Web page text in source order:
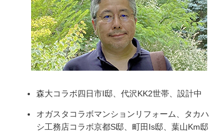
森大コラボ四日市I邸、代沢KK2世帯、設計中
オガスタコラボマンションリフォーム、タカハ
シ工務店コラボ京都S邸、町田Is邸、葉山Km邸